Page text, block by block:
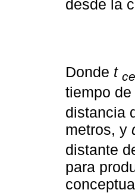
desde la
Donde t
tiempo
distancia
metros, y
distante
para